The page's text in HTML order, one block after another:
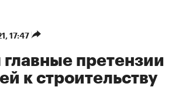
17:47
главные претензии
к строительству